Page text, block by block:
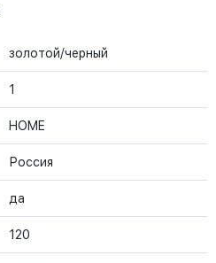
золотой/черный
1
HOME
Россия
да
120